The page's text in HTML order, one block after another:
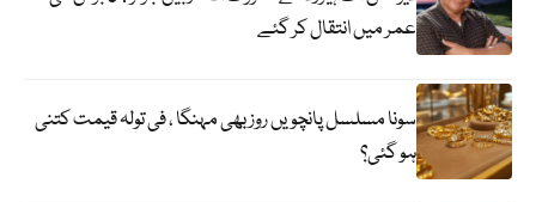
عمر میں انتقال کر گئے
سونا مسلسل پانچویں روز بھی مہنگا ، فی تولہ قیمت کتنی
ہو گئی؟